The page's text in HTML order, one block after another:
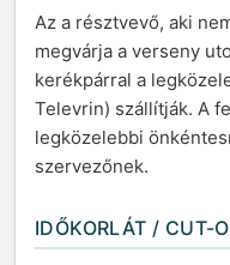
Az a résztvevő, aki
megvárja a verseny
kerékpárral a
Televrin) szállítják. A
legközelebbi
szervezőnek.
IDŐKORLÁT / CUT-